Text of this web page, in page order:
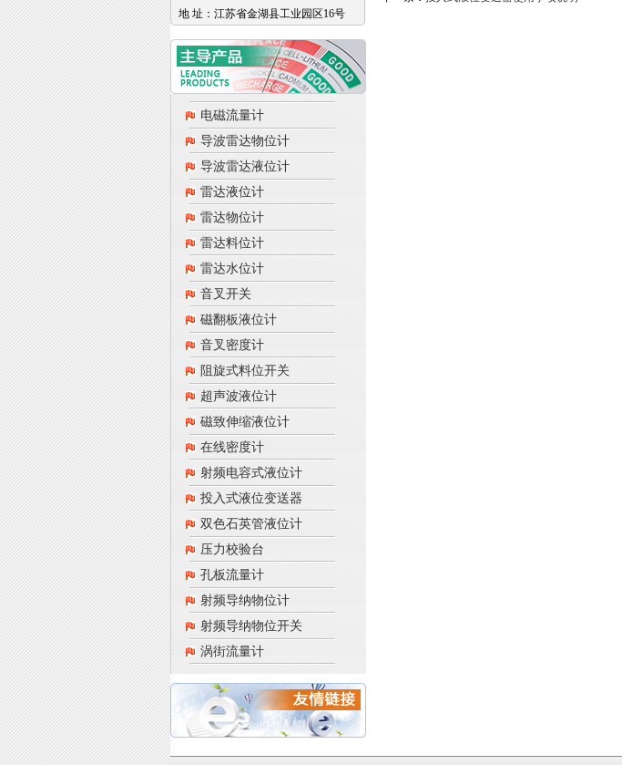
地 址：江苏省金湖县工业园区16号
电磁流量计
导波雷达物位计
导波雷达液位计
雷达液位计
雷达物位计
雷达料位计
雷达水位计
音叉开关
磁翻板液位计
音叉密度计
阻旋式料位开关
超声波液位计
磁致伸缩液位计
在线密度计
射频电容式液位计
投入式液位变送器
双色石英管液位计
压力校验台
孔板流量计
射频导纳物位计
射频导纳物位开关
涡街流量计